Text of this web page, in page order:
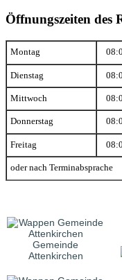
Öffnungszeiten des
Montag
Dienstag
Mittwoch
Donnerstag
Freitag
oder nach Terminabsprache
Gemeinde
Attenkirchen